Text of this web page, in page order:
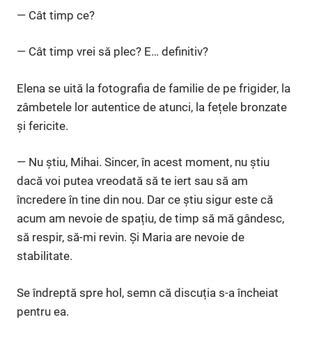
— Cât timp ce?
— Cât timp vrei să plec? E… definitiv?
Elena se uită la fotografia de familie de pe frigider, la
zâmbetele lor autentice de atunci, la fețele bronzate
și fericite.
— Nu știu, Mihai. Sincer, în acest moment, nu știu
dacă voi putea vreodată să te iert sau să am
încredere în tine din nou. Dar ce știu sigur este că
acum am nevoie de spațiu, de timp să mă gândesc,
să respir, să-mi revin. Și Maria are nevoie de
stabilitate.
Se îndreptă spre hol, semn că discuția s-a încheiat
pentru ea.